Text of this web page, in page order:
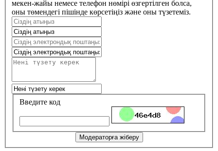
мекен-жайы немесе телефон нөмірі өзгертілген болса,
оны төмендегі пішінде көрсетіңіз және оны түзетеміз.
Введите код
Модераторға жіберу